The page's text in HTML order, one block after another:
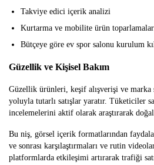
Takviye edici içerik analizi
Kurtarma ve mobilite ürün
Bütçeye göre ev spor salonu kurulum
Güzellik ve Kişisel Bakım
Güzellik ürünleri, keşif alışverişi ve marka
yoluyla tutarlı satışlar yaratır. Tüketiciler
incelemelerini aktif olarak araştırarak
Bu niş, görsel içerik formatlarından
ve sonrası karşılaştırmaları ve rutin
platformlarda etkileşimi artırarak trafiği